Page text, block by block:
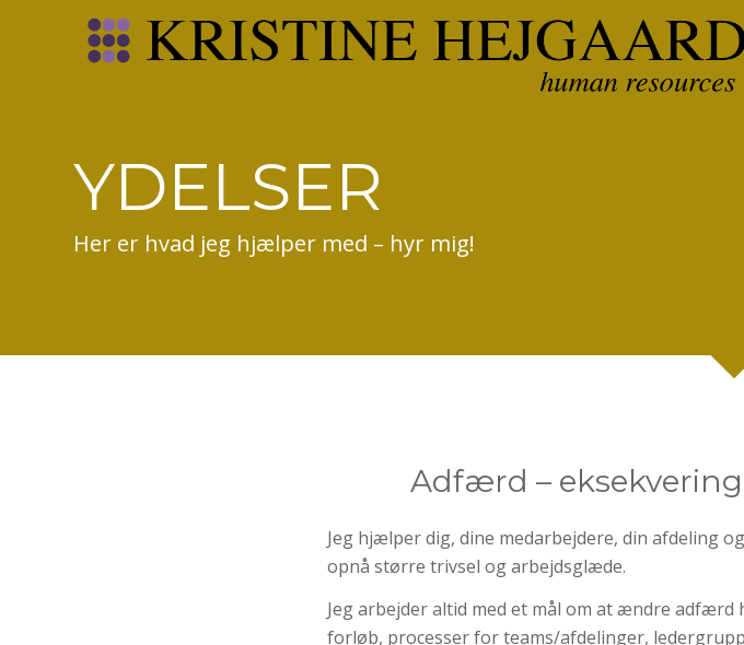
YDELSER
Her er hvad jeg hjælper med – hyr mig!
Adfærd –
Jeg hjælper dig, dine medarbejdere, din afdeling
opnå større trivsel og arbejdsglæde.
Jeg arbejder altid med et mål om at ændre
forløb, processer for teams/afdelinger,